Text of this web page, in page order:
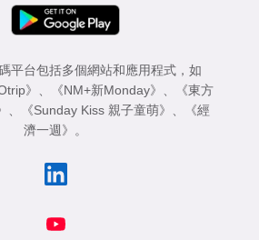
平台包括多個網站和應用程式，如
》 《NM+新Monday》
《東方
《Sunday Kiss 親子童萌》
《經
濟一週》
。